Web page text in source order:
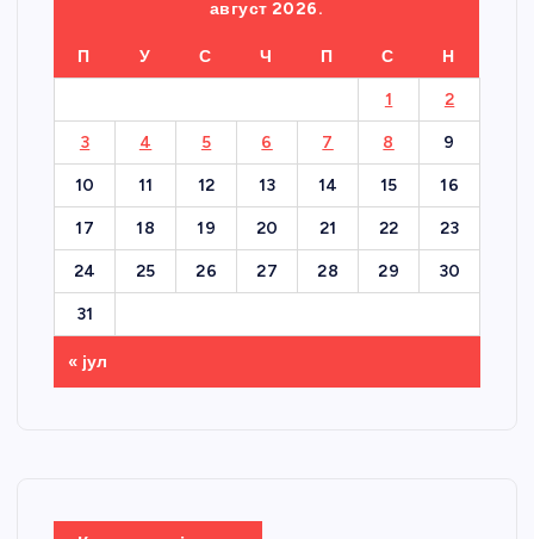
август 2026.
П У С Ч П С Н
1 2
3 4 5 6 7 8 9
10 11 12 13 14 15 16
17 18 19 20 21 22 23
24 25 26 27 28 29 30
31
« јул